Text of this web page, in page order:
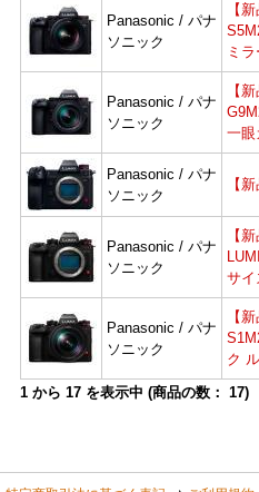
Panasonic / パナ
ソニック
【
ミ
Panasonic / パナ
ソニック
【
一眼
Panasonic / パナ
ソニック
【
Panasonic / パナ
ソニック
【
サイ
Panasonic / パナ
ソニック
【
ク
1 から 17 を表示中 (商品の数： 17)